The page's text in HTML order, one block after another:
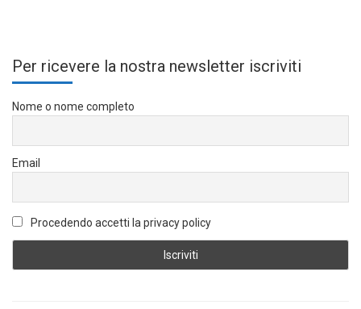
Per ricevere la nostra newsletter iscriviti
Nome o nome completo
Email
Procedendo accetti la privacy policy